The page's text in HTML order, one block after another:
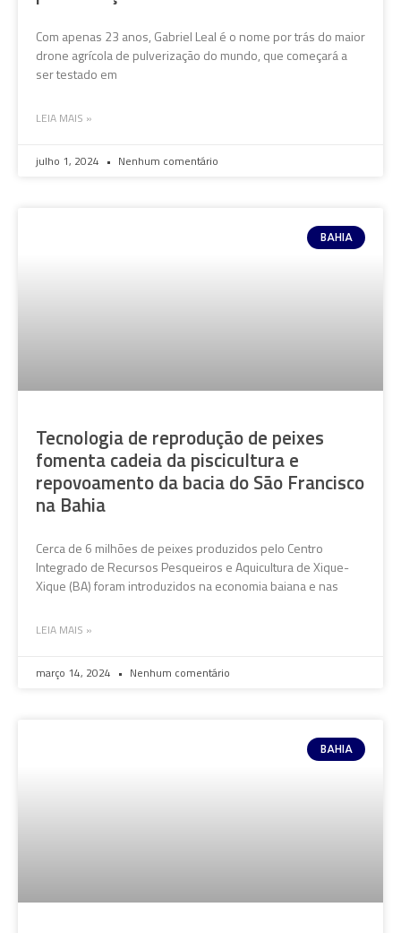
Com apenas 23 anos, Gabriel Leal é o nome por trás do maior
drone agrícola de pulverização do mundo, que começará a
ser testado em
LEIA MAIS »
julho 1, 2024 Nenhum comentário
BAHIA
Tecnologia de reprodução de peixes
fomenta cadeia da piscicultura e
repovoamento da bacia do São Francisco
na Bahia
Cerca de 6 milhões de peixes produzidos pelo Centro
Integrado de Recursos Pesqueiros e Aquicultura de Xique-
Xique (BA) foram introduzidos na economia baiana e nas
LEIA MAIS »
março 14, 2024 Nenhum comentário
BAHIA